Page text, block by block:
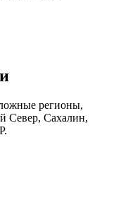
регионы,
Север, Сахалин,